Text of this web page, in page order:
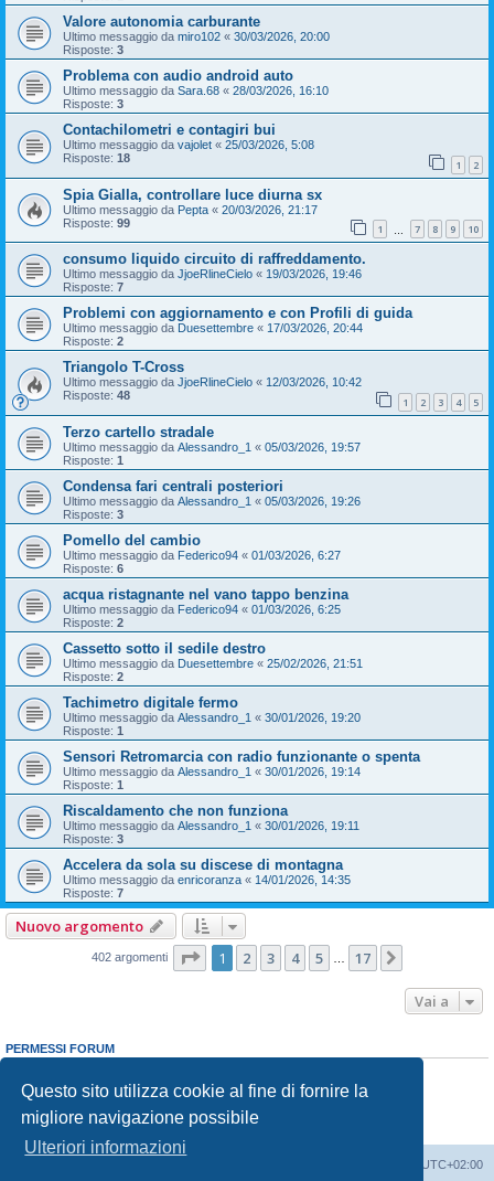
Questo sito utilizza cookie al fine di fornire la
migliore navigazione possibile
Ulteriori informazioni
Valore autonomia carburante
Ultimo messaggio da miro102 « 30/03/2026, 20:00
Risposte: 3
Problema con audio android auto
Ultimo messaggio da Sara.68 « 28/03/2026, 16:10
Risposte: 3
Contachilometri e contagiri bui
Ultimo messaggio da vajolet « 25/03/2026, 5:08
Risposte: 18 1 2
Spia Gialla, controllare luce diurna sx
Ultimo messaggio da Pepta « 20/03/2026, 21:17
Risposte: 99 1 7 8 9 10
consumo liquido circuito di raffreddamento.
Ultimo messaggio da JjoeRlineCielo « 19/03/2026, 19:46
Risposte: 7
Problemi con aggiornamento e con Profili di guida
Ultimo messaggio da Duesettembre « 17/03/2026, 20:44
Risposte: 2
Triangolo T-Cross
Ultimo messaggio da JjoeRlineCielo « 12/03/2026, 10:42
Risposte: 48 1 2 3 4 5
Terzo cartello stradale
Ultimo messaggio da Alessandro_1 « 05/03/2026, 19:57
Risposte: 1
Condensa fari centrali posteriori
Ultimo messaggio da Alessandro_1 « 05/03/2026, 19:26
Risposte: 3
Pomello del cambio
Ultimo messaggio da Federico94 « 01/03/2026, 6:27
Risposte: 6
acqua ristagnante nel vano tappo benzina
Ultimo messaggio da Federico94 « 01/03/2026, 6:25
Risposte: 2
Cassetto sotto il sedile destro
Ultimo messaggio da Duesettembre « 25/02/2026, 21:51
Risposte: 2
Tachimetro digitale fermo
Ultimo messaggio da Alessandro_1 « 30/01/2026, 19:20
Risposte: 1
Sensori Retromarcia con radio funzionante o spenta
Ultimo messaggio da Alessandro_1 « 30/01/2026, 19:14
Risposte: 1
Riscaldamento che non funziona
Ultimo messaggio da Alessandro_1 « 30/01/2026, 19:11
Risposte: 3
Accelera da sola su discese di montagna
Ultimo messaggio da enricoranza « 14/01/2026, 14:35
Risposte: 7
Nuovo argomento
402 argomenti Pagina di 17
1 2 3 4 5 17
Vai a
PERMESSI FORUM
Non puoirispondere negli argomenti
Non puoimodificare i tuoi messaggi
Non puoicancellare i tuoi messaggi
Non puoi
inviare allegati
UTC+02:00